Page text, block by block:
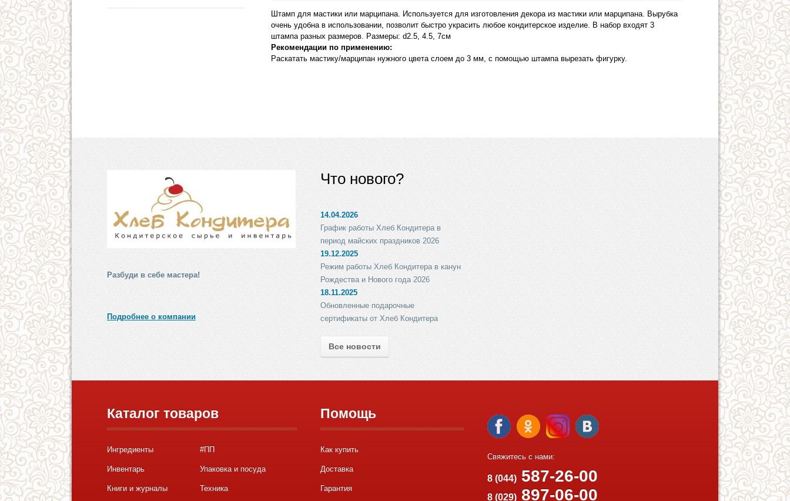
Штамп для мастики или марципана. Используется для изготовления декора из мастики или марципана. Вырубка
очень удобна в использовании, позволит быстро украсить любое кондитерское изделие. В набор входят 3
штампа разных размеров. Размеры: d2.5, 4.5, 7см
Рекомендации по применению:
Раскатать мастику/марципан нужного цвета слоем до 3 мм, с помощью штампа вырезать фигурку.
Разбуди в себе мастера!
Подробнее о компании
Что нового?
14.04.2026
График работы Хлеб Кондитера в
период майских праздников 2026
19.12.2025
Режим работы Хлеб Кондитера в канун
Рождества и Нового года 2026
18.11.2025
Обновленные подарочные
сертификаты от Хлеб Кондитера
Все новости
Каталог товаров
Ингредиенты #ПП
Инвентарь Упаковка и посуда
Книги и журналы Техника
Помощь
Как купить
Доставка
Гарантия
Свяжитесь с нами:
8 (044)587-26-00
8 (029)897-06-00